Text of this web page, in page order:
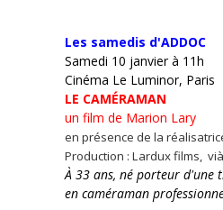
Les samedis d'ADDOC
Samedi 10 janvier à 11h
Cinéma Le Luminor, Paris
LE CAMÉRAMAN
un film de Marion Lary
en présence de la
Production : Lardux films,
À 33 ans, né porteur d'une
en caméraman